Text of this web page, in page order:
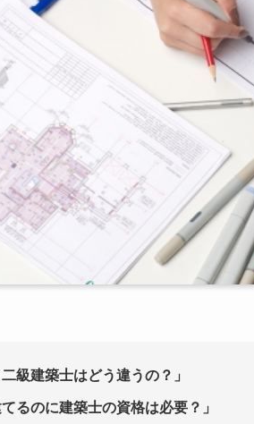
級建築士はどう違うの？」
てるのに建築士の資格は必要？」